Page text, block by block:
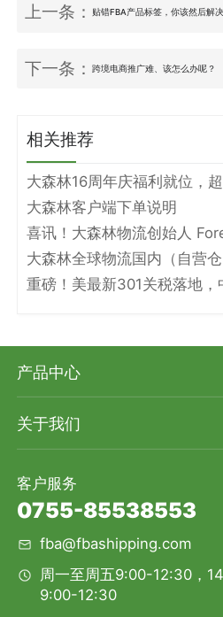
上一条：贴错FBA产品标签，你该然后解
下一条：跨境电商推广难、该怎么办呢？
相关推荐
大森林16周年庆福利就位，
大森林客户端下单说明
大森林全球物流国内（自营
重磅！美最新301关税落地，
产品中心
关于我们
客户服务
0755-85538553
fba@fbashipping.com
周一至周五9:00-12:30，
9:00-12:30